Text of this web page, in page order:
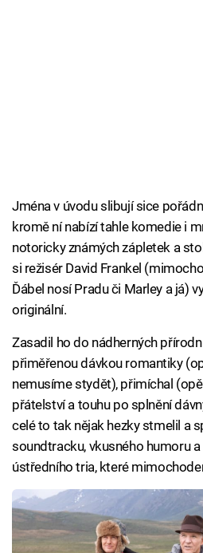
Jména v úvodu slibují sice
kromě ní nabízí tahle komedie i
notoricky známých zápletek a
si režisér David Frankel
Ďábel nosí Pradu či Marley a já)
originální.
Zasadil ho do nádherných
přiměřenou dávkou romantiky
nemusíme stydět), přimíchal
přátelství a touhu po splnění
celé to tak nějak hezky stmelil a
soundtracku, vkusného humoru
ústředního tria, které